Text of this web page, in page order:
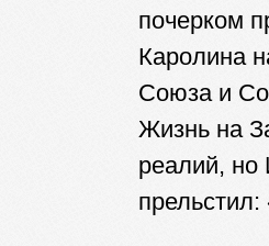
почерком
Каролина
Союза и
Жизнь на
реалий, но